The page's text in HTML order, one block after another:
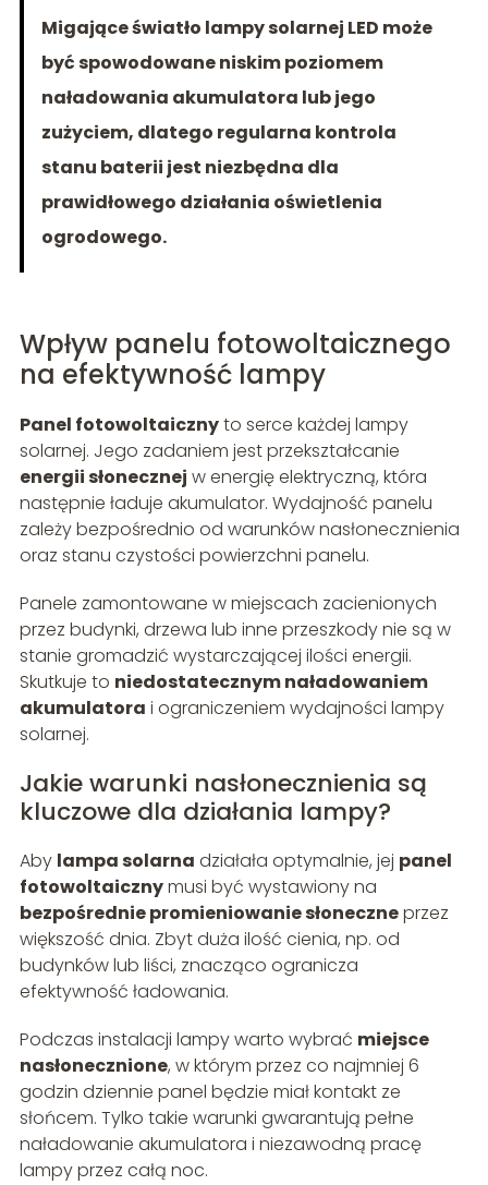
Migające światło lampy solarnej LED może
być spowodowane niskim poziomem
naładowania akumulatora lub jego
zużyciem, dlatego regularna kontrola
stanu baterii jest niezbędna dla
prawidłowego działania oświetlenia
ogrodowego.
Wpływ panelu fotowoltaicznego
na efektywność lampy
Panel fotowoltaicznyto serce każdej lampy
solarnej. Jego zadaniem jest przekształcanie
energii słonecznej w energię elektryczną, która
następnie ładuje akumulator. Wydajność panelu
zależy bezpośrednio od warunków nasłonecznienia
oraz stanu czystości powierzchni panelu.
Panele zamontowane w miejscach zacienionych
przez budynki, drzewa lub inne przeszkody nie są w
stanie gromadzić wystarczającej ilości energii.
Skutkuje to niedostatecznym naładowaniem
akumulatora i ograniczeniem wydajności lampy
solarnej.
Jakie warunki nasłonecznienia są
kluczowe dla działania lampy?
Aby lampa solarna działała optymalnie, jej panel
fotowoltaicznymusi być wystawiony na
bezpośrednie promieniowanie słoneczneprzez
większość dnia. Zbyt duża ilość cienia, np. od
budynków lub liści, znacząco ogranicza
efektywność ładowania.
Podczas instalacji lampy warto wybrać miejsce
nasłonecznione, w którym przez co najmniej 6
godzin dziennie panel będzie miał kontakt ze
słońcem. Tylko takie warunki gwarantują pełne
naładowanie akumulatora i niezawodną pracę
lampy przez całą noc.